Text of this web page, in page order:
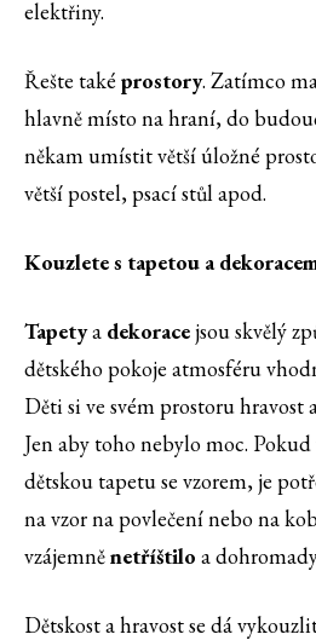
elektřiny.
Řešte také prostory. Zatímco
hlavně místo na hraní, do
někam umístit větší úložné
větší postel, psací stůl apod.
Kouzlete s tapetou a
Tapetya dekoracejsou skvělý
dětského pokoje atmosféru
Děti si ve svém prostoru hravost
Jen aby toho nebylo moc.
dětskou tapetu se vzorem, je
na vzor na povlečení nebo na
vzájemněnetříštilo a
Dětskost a hravost se dá